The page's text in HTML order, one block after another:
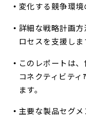
変化する競争環
詳細な戦略計画
ロセスを支援しま
このレポートは
コネクティビテ
ます。
主要な製品セグ